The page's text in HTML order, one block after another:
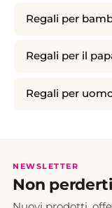
Regali per
Regali per il
Regali per
NEWSLETTER
Non